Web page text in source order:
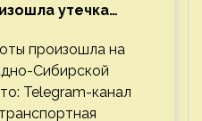
утечка
произошла на
Сибирской
Telegram-канал